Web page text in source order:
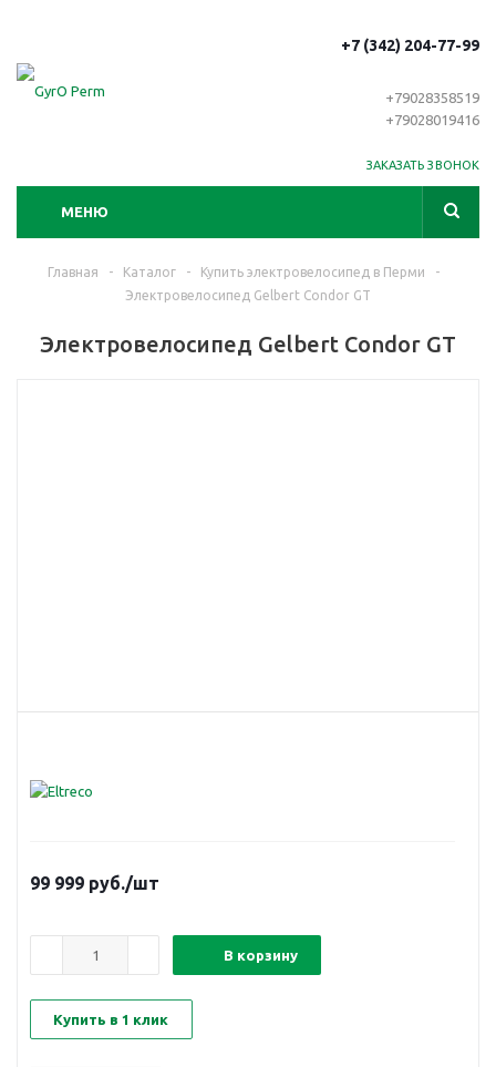
+7 (342) 204-77-99
+79028358519
+79028019416
ЗАКАЗАТЬ ЗВОНОК
МЕНЮ
Главная - Каталог - Купить электровелосипед в Перми
-
Электровелосипед Gelbert Condor GT
Электровелосипед Gelbert Condor GT
99 999 руб./шт
В корзину
Купить в 1 клик